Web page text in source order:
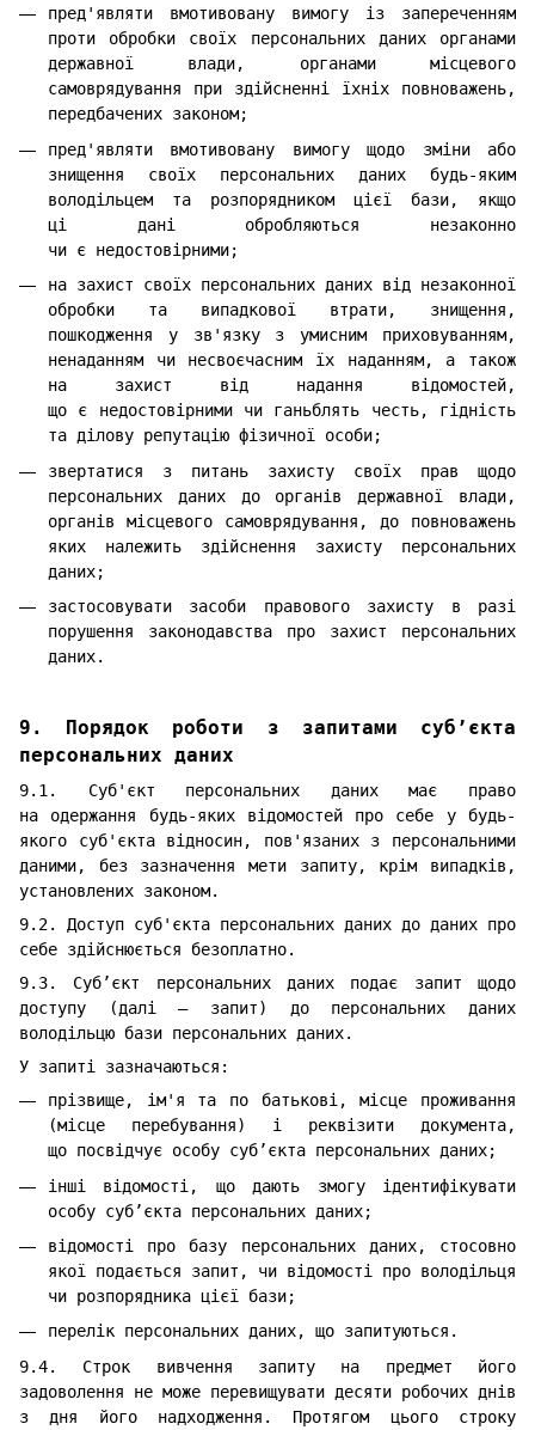
пред'являти вмотивовану вимогу із запереченням
проти обробки своїх персональних даних органами
державної влади, органами місцевого
самоврядування при здійсненні їхніх повноважень,
передбачених законом;
пред'являти вмотивовану вимогу щодо зміни або
знищення своїх персональних даних будь-яким
володільцем та розпорядником цієї бази, якщо
ці дані обробляються незаконно
чи є недостовірними;
на захист своїх персональних даних від незаконної
обробки та випадкової втрати, знищення,
пошкодження у зв'язку з умисним приховуванням,
ненаданням чи несвоєчасним їх наданням, а також
на захист від надання відомостей,
що є недостовірними чи ганьблять честь, гідність
та ділову репутацію фізичної особи;
звертатися з питань захисту своїх прав щодо
персональних даних до органів державної влади,
органів місцевого самоврядування, до повноважень
яких належить здійснення захисту персональних
даних;
застосовувати засоби правового захисту в разі
порушення законодавства про захист персональних
даних.
9. Порядок роботи з запитами суб’єкта
персональних даних
9.1. Суб'єкт персональних даних має право
на одержання будь-яких відомостей про себе у будь-
якого суб'єкта відносин, пов'язаних з персональними
даними, без зазначення мети запиту, крім випадків,
установлених законом.
9.2. Доступ суб'єкта персональних даних до даних про
себе здійснюється безоплатно.
9.3. Суб’єкт персональних даних подає запит щодо
доступу (далі — запит) до персональних даних
володільцю бази персональних даних.
У запиті зазначаються:
прізвище, ім'я та по батькові, місце проживання
(місце перебування) і реквізити документа,
що посвідчує особу суб’єкта персональних даних;
інші відомості, що дають змогу ідентифікувати
особу суб’єкта персональних даних;
відомості про базу персональних даних, стосовно
якої подається запит, чи відомості про володільця
чи розпорядника цієї бази;
перелік персональних даних, що запитуються.
9.4. Строк вивчення запиту на предмет його
задоволення не може перевищувати десяти робочих днів
з дня його надходження. Протягом цього строку